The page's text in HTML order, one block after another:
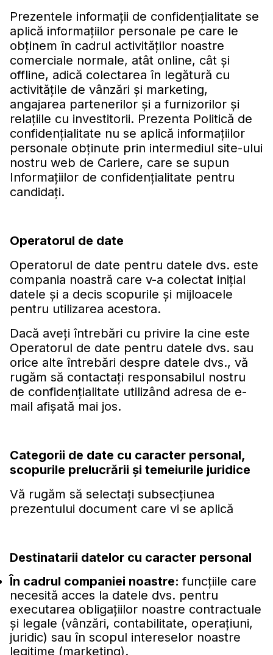
Prezentele informaţii de confidenţialitate se
aplică informaţiilor personale pe care le
obţinem în cadrul activităţilor noastre
comerciale normale, atât online, cât şi
offline, adică colectarea în legătură cu
activităţile de vânzări şi marketing,
angajarea partenerilor şi a furnizorilor şi
relaţiile cu investitorii. Prezenta Politică de
confidenţialitate nu se aplică informaţiilor
personale obţinute prin intermediul site-ului
nostru web de Cariere, care se supun
Informaţiilor de confidenţialitate pentru
candidaţi.
Operatorul de date
Operatorul de date pentru datele dvs. este
compania noastră care v-a colectat iniţial
datele şi a decis scopurile şi mijloacele
pentru utilizarea acestora.
Dacă aveţi întrebări cu privire la cine este
Operatorul de date pentru datele dvs. sau
orice alte întrebări despre datele dvs., vă
rugăm să contactați responsabilul nostru
de confidențialitate utilizând adresa de e-
mail afișată mai jos.
Categorii de date cu caracter personal,
scopurile prelucrării şi temeiurile juridice
Vă rugăm să selectaţi subsecţiunea
prezentului document care vi se aplică
Destinatarii datelor cu caracter personal
În cadrul companiei noastre:funcţiile care
necesită acces la datele dvs. pentru
executarea obligaţiilor noastre contractuale
şi legale (vânzări, contabilitate, operaţiuni,
juridic) sau în scopul intereselor noastre
legitime (marketing).